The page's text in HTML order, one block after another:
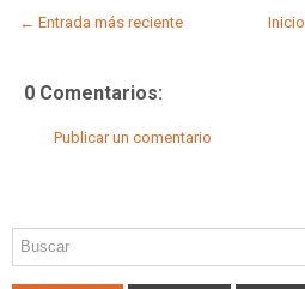
← Entrada más reciente Inicio
0 Comentarios:
Publicar un comentario